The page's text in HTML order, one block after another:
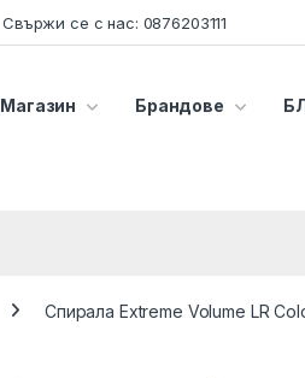
Свържи се с нас: 0876203111
Магазин Брандове
Спирала Extreme Volume LR